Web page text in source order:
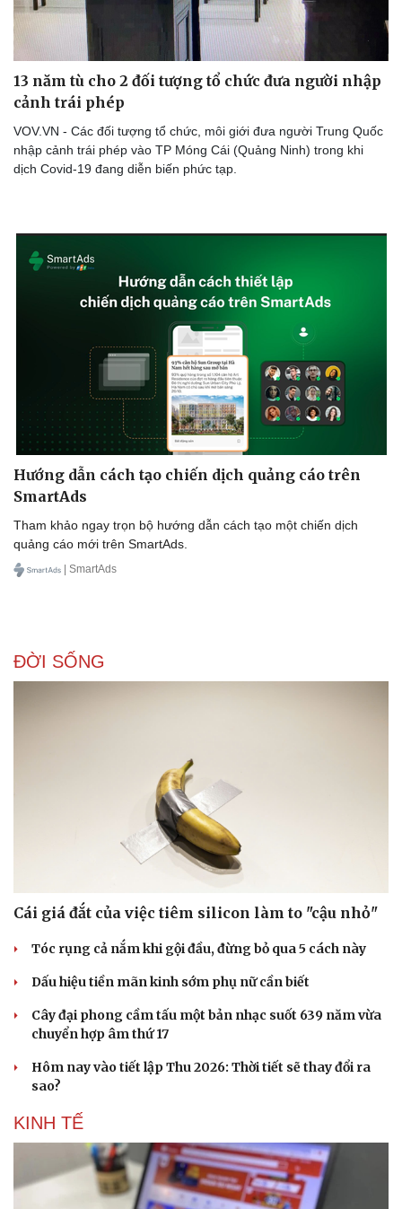
Hậu trường
Doanh nghiệp
Thông tin doanh nghiệp
Doanh nghiệp 24h
Công nghệ
Sành điệu
Tin Công nghệ
13 năm tù cho 2 đối tượng tổ chức đưa người nhập
cảnh trái phép
VOV.VN - Các đối tượng tổ chức, môi giới đưa người Trung Quốc
nhập cảnh trái phép vào TP Móng Cái (Quảng Ninh) trong khi
dịch Covid-19 đang diễn biến phức tạp.
Hướng dẫn cách tạo chiến dịch quảng cáo trên
SmartAds
Tham khảo ngay trọn bộ hướng dẫn cách tạo một chiến dịch
quảng cáo mới trên SmartAds.
| SmartAds
ĐỜI SỐNG
Cái giá đắt của việc tiêm silicon làm to "cậu nhỏ"
Tóc rụng cả nắm khi gội đầu, đừng bỏ qua 5 cách này
Dấu hiệu tiền mãn kinh sớm phụ nữ cần biết
Cây đại phong cầm tấu một bản nhạc suốt 639 năm vừa
chuyển hợp âm thứ 17
Hôm nay vào tiết lập Thu 2026: Thời tiết sẽ thay đổi ra
sao?
KINH TẾ